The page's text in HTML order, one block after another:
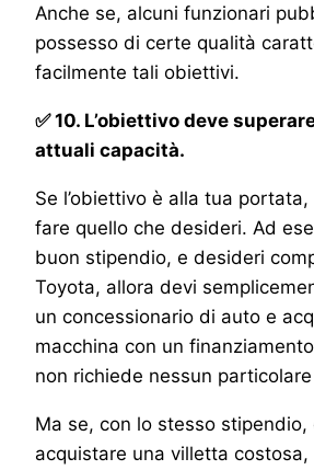
Anche se, alcuni funzionari
possesso di certe qualità
facilmente tali obiettivi.
✅ 10. L’obiettivo deve
attuali capacità.
Se l’obiettivo è alla tua
fare quello che desideri. Ad
buon stipendio, e desideri
Toyota, allora devi
un concessionario di auto e
macchina con un
non richiede nessun
Ma se, con lo stesso stipendio,
acquistare una villetta costosa,